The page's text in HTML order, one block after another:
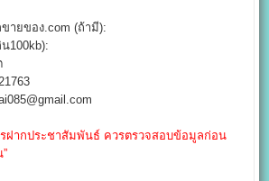
ายของ.com (ถ้ามี):
100kb):
รฝากประชาสัมพันธ์ ควรตรวจสอบข้อมูลก่อน